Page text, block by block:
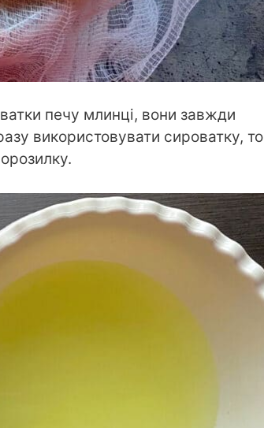
печу млинці, вони завжди
використовувати сироватку, то